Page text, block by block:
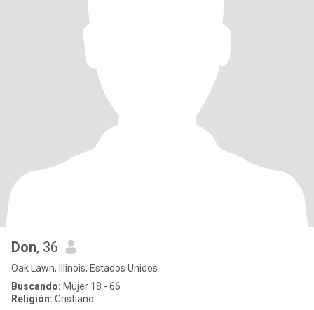
Don, 36
Oak Lawn, Illinois, Estados Unidos
Buscando: Mujer 18 - 66
Religión: Cristiano